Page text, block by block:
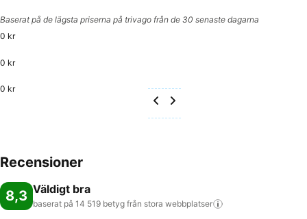
Baserat på de lägsta priserna på trivago från de 30 senaste dagarna
0 kr
0 kr
0 kr
Recensioner
8,3 Väldigt bra
baserat på 14 519 betyg från stora webbplatser